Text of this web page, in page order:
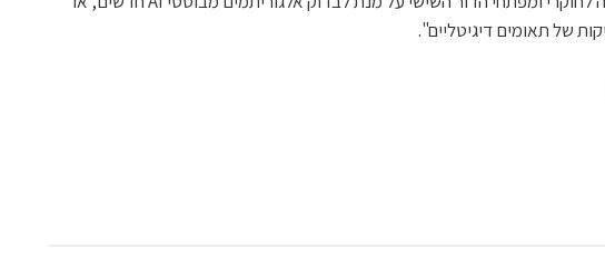
של תאומים דיגיטליים".